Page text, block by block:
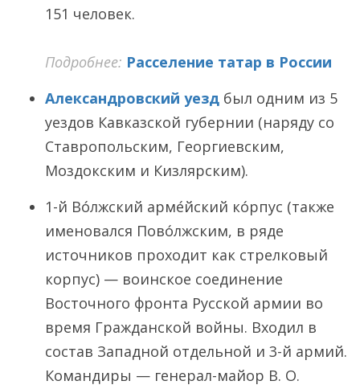
151 человек.
Подробнее: Расселение татар в России
Александровский уезд был одним из 5
уездов Кавказской губернии (наряду со
Ставропольским, Георгиевским,
Моздокским и Кизлярским).
1-й Во́лжский арме́йский ко́рпус (также
именовался Пово́лжским, в ряде
источников проходит как стрелковый
корпус) — воинское соединение
Восточного фронта Русской армии во
время Гражданской войны. Входил в
состав Западной отдельной и 3-й армий.
Командиры — генерал-майор В. О.